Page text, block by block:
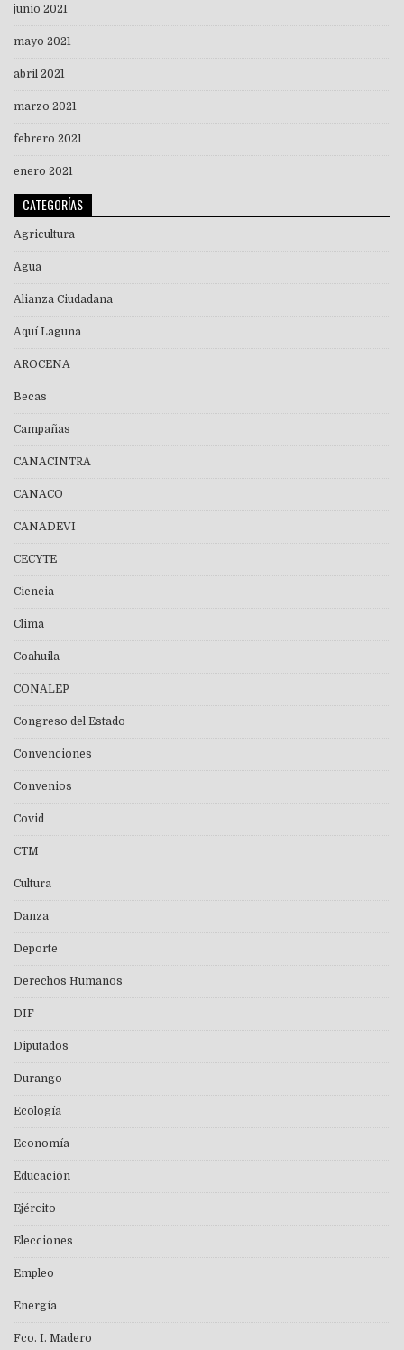
junio 2021
mayo 2021
abril 2021
marzo 2021
febrero 2021
enero 2021
CATEGORÍAS
Agricultura
Agua
Alianza Ciudadana
Aquí Laguna
AROCENA
Becas
Campañas
CANACINTRA
CANACO
CANADEVI
CECYTE
Ciencia
Clima
Coahuila
CONALEP
Congreso del Estado
Convenciones
Convenios
Covid
CTM
Cultura
Danza
Deporte
Derechos Humanos
DIF
Diputados
Durango
Ecología
Economía
Educación
Ejército
Elecciones
Empleo
Energía
Fco. I. Madero